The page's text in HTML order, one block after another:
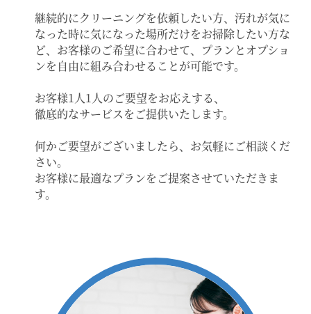
継続的にクリーニングを依頼したい方、汚れが気に
なった時に気になった場所だけをお掃除したい方な
ど、お客様のご希望に合わせて、プランとオプショ
ンを自由に組み合わせることが可能です。
お客様1人1人のご要望をお応えする、
徹底的なサービスをご提供いたします。
何かご要望がございましたら、お気軽にご相談くだ
さい。
お客様に最適なプランをご提案させていただきま
す。